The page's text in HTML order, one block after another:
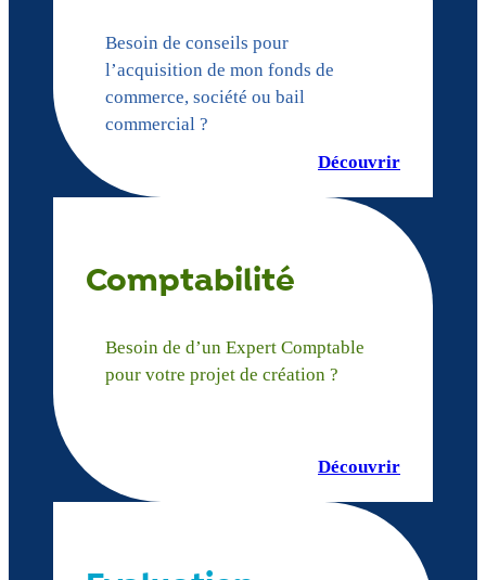
Besoin de conseils pour
l’acquisition de mon fonds de
commerce, société ou bail
commercial ?
Découvrir
Comptabilité
Besoin de d’un Expert Comptable
pour votre projet de création ?
Découvrir